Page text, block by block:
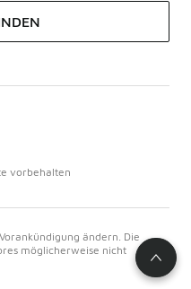
vorbehalten
ändern. Die
möglicherweise nicht